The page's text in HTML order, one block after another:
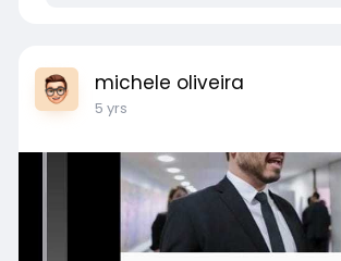
michele oliveira
5 yrs